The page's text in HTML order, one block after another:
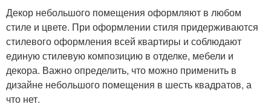
Декор небольшого помещения оформляют в любом
стиле и цвете. При оформлении стиля придерживаются
стилевого оформления всей квартиры и соблюдают
единую стилевую композицию в отделке, мебели и
декора. Важно определить, что можно применить в
дизайне небольшого помещения в шесть квадратов, а
что нет.